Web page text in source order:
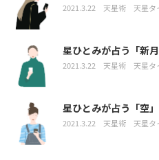
2021.3.22 天星術 天星タ
星ひとみが占う「新
2021.3.22 天星術 天星タ
星ひとみが占う「空
2021.3.22 天星術 天星タ